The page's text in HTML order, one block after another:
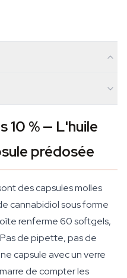
10 % — L'huile
prédosée
des capsules molles
cannabidiol sous forme
renferme 60 softgels,
de pipette, pas de
capsule avec un verre
de compter les